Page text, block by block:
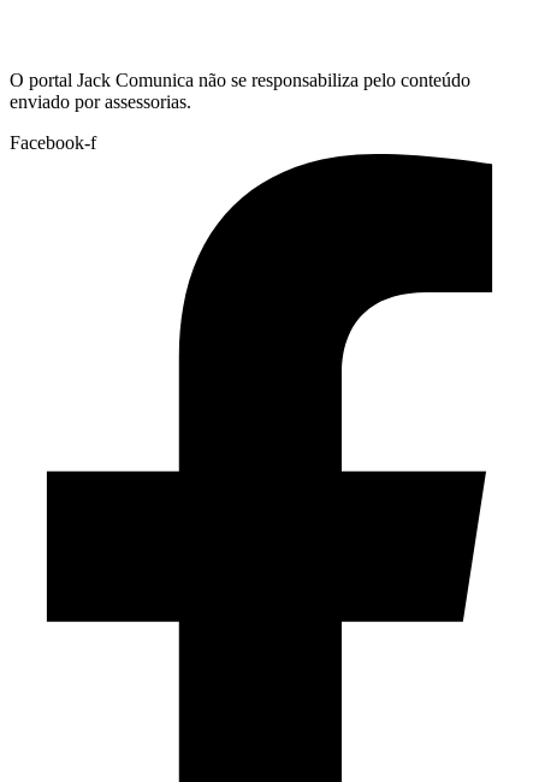
O portal Jack Comunica não se responsabiliza pelo conteúdo
enviado por assessorias.
Facebook-f